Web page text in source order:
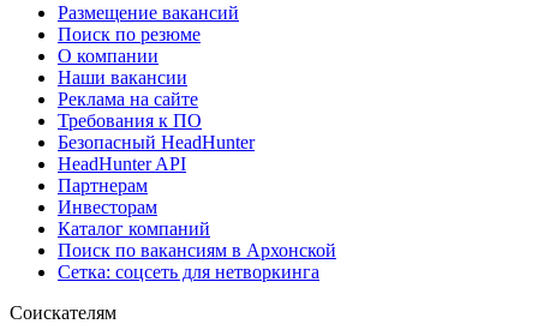
Размещение вакансий
Поиск по резюме
О компании
Наши вакансии
Реклама на сайте
Требования к ПО
Безопасный HeadHunter
HeadHunter API
Партнерам
Инвесторам
Каталог компаний
Поиск по вакансиям в Архонской
Сетка: соцсеть для нетворкинга
Соискателям